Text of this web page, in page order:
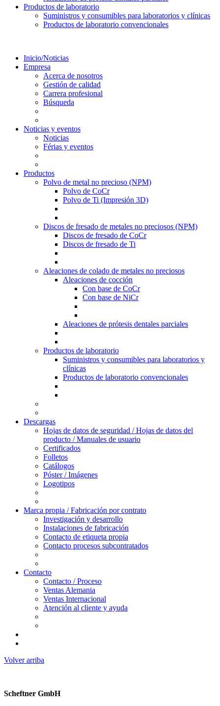
Productos de laboratorio
Suministros y consumibles para laboratorios y clínicas
Productos de laboratorio convencionales
Inicio/Noticias
Empresa
Acerca de nosotros
Gestión de calidad
Carrera profesional
Búsqueda
Noticias y eventos
Noticias
Férias y eventos
Productos
Polvo de metal no precioso (NPM)
Polvo de CoCr
Polvo de Ti (Impresión 3D)
Discos de fresado de metales no preciosos (NPM)
Discos de fresado de CoCr
Discos de fresado de Ti
Aleaciones de colado de metales no preciosos
Aleaciones de cocción
Con base de CoCr
Con base de NiCr
Aleaciones de prótesis dentales parciales
Productos de laboratorio
Suministros y consumibles para laboratorios y
clínicas
Productos de laboratorio convencionales
Descargas
Hojas de datos de seguridad / Hojas de datos del
producto / Manuales de usuario
Certificados
Folletos
Catálogos
Póster / Imágenes
Logotipos
Marca propia / Fabricación por contrato
Investigación y desarrollo
Instalaciones de fabricación
Contacto de etiqueta propia
Contacto procesos subcontratados
Contacto
Contacto / Proceso
Ventas Alemania
Ventas Internacional
Atención al cliente y ayuda
Volver arriba
Scheftner GmbH